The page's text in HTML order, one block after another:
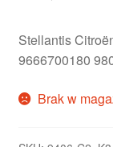
Stellantis
9666700180
Brak w